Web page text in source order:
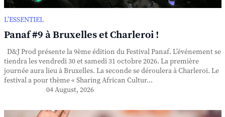
L’ESSENTIEL
Panaf #9 à Bruxelles et Charleroi !
D&J Prod présente la 9ème édition du Festival Panaf. L’événement se
tiendra les vendredi 30 et samedi 31 octobre 2026. La première
journée aura lieu à Bruxelles. La seconde se déroulera à Charleroi. Le
festival a pour thème « Sharing African Cultur...
04 August, 2026